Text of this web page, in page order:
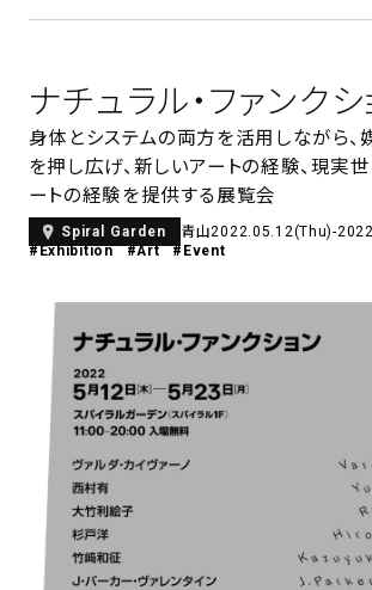
Spiral Market 6
青山
KITTE丸の内
⼆⼦⽟川 Dogwood Plaza
横浜赤レンガ倉庫
ルクア⼤阪
Spiral Hall
Nail Salon4
Spiral Nail Salon 青山 Spiral Café
Art Projects
アートプロジェクト・イベント
SICF
若手作家の発掘・
とした公募展形式
バル
スパイラルが推進するエデュケーシ
ョンプログラム
スパイラルが提案
Spiral Annual Report プレスリリース
コンサルティング 商品開発
アルバイト・その他
ナチュラル・ファンクシ
身体とシステムの両方を活用しながら、
を押し広げ、新しいアートの経験、現実
ートの経験を提供する展覧会
Spiral Garden 青山2022.05.12(Thu)-
#Exhibition
#Art #Event